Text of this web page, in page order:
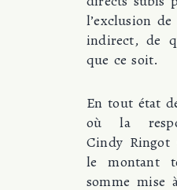
l’exclusion
indirect, de
que ce soit.
En tout état
où la
Cindy Ringot
le montant
somme mise